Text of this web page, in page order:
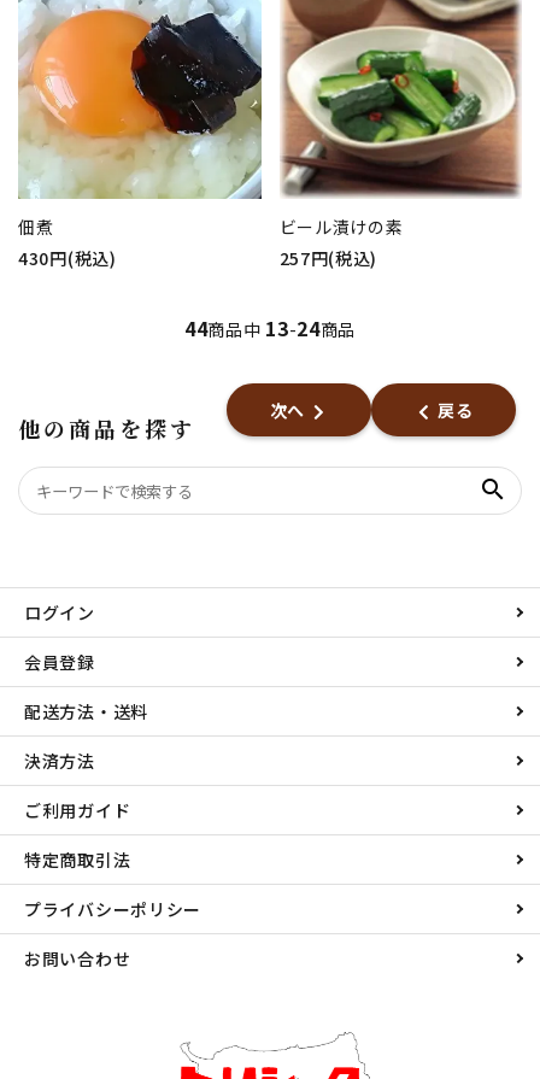
佃煮
430円(税込)
ビール漬けの素
257円(税込)
44商品中 13-24商品
戻る
次へ
他の商品を探す
search
ログイン
会員登録
配送方法・送料
決済方法
ご利用ガイド
特定商取引法
プライバシーポリシー
お問い合わせ